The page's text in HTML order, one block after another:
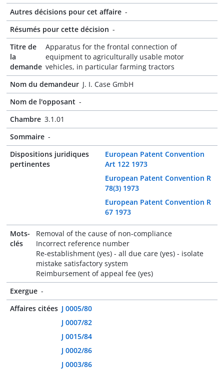
Autres décisions pour cet affaire -
Résumés pour cette décision -
Titre de
la
demande
Apparatus for the frontal connection of
equipment to agriculturally usable motor
vehicles, in particular farming tractors
Nom du demandeur J. I. Case GmbH
Nom de l'opposant -
Chambre 3.1.01
Sommaire -
Dispositions juridiques
pertinentes
European Patent Convention
Art 122 1973
European Patent Convention R
78(3) 1973
European Patent Convention R
67 1973
Mots-
clés
Removal of the cause of non-compliance
Incorrect reference number
Re-establishment (yes) - all due care (yes) - isolate
mistake satisfactory system
Reimbursement of appeal fee (yes)
Exergue -
Affaires citées J 0005/80
J 0007/82
J 0015/84
J 0002/86
J 0003/86